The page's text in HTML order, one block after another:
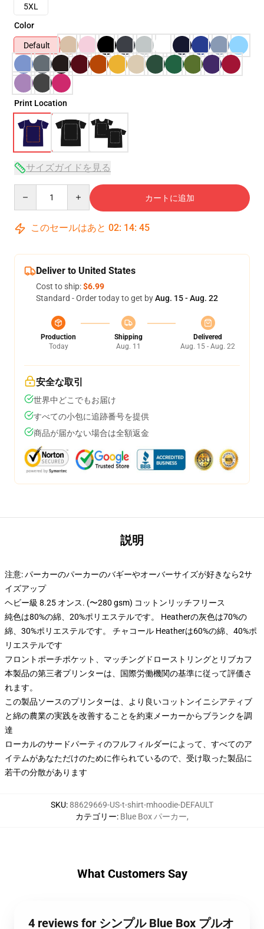
5XL
Color
Default
Print Location
サイズガイドを見る
カートに追加
このセールはあと 02: 14: 45
Deliver to United States
Cost to ship:$6.99
Standard - Order today to get byAug. 15 - Aug. 22
Production
Today
Shipping
Aug. 11
Delivered
Aug. 15 - Aug. 22
安全な取引
世界中どこでもお届け
すべての小包に追跡番号を提供
商品が届かない場合は全額返金
説明
注意: パーカーのパーカーのバギーやオーバーサイズが好きなら2サ
イズアップ
ヘビー級 8.25 オンス. (〜280 gsm) コットンリッチフリース
純色は80%の綿、20%ポリエステルです。 Heatherの灰色は70%の
綿、30%ポリエステルです。 チャコール Heatherは60%の綿、40%ポ
リエステルです
フロントポーチポケット、マッチングドローストリングとリブカフ
本製品の第三者プリンターは、国際労働機関の基準に従って評価さ
れます。
この製品ソースのプリンターは、より良いコットンイニシアティブ
と綿の農業の実践を改善することを約束メーカーからブランクを調
達
ローカルのサードパーティのフルフィルダーによって、すべてのア
イテムがあなただけのために作られているので、受け取った製品に
若干の分散があります
SKU:88629669-US-t-shirt-mhoodie-DEFAULT
カテゴリー: Blue Box パーカー,
What Customers Say
4 reviews for シンプル Blue Box プルオ